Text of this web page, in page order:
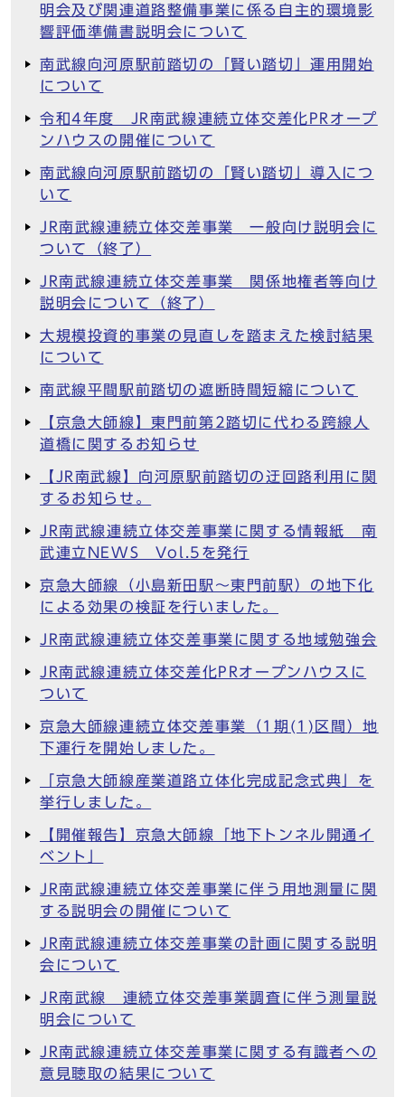
明会及び関連道路整備事業に係る自主的環境影
響評価準備書説明会について
南武線向河原駅前踏切の「賢い踏切」運用開始
について
令和4年度 JR南武線連続立体交差化PRオープ
ンハウスの開催について
南武線向河原駅前踏切の「賢い踏切」導入につ
いて
JR南武線連続立体交差事業 一般向け説明会に
ついて（終了）
JR南武線連続立体交差事業 関係地権者等向け
説明会について（終了）
大規模投資的事業の見直しを踏まえた検討結果
について
南武線平間駅前踏切の遮断時間短縮について
【京急大師線】東門前第2踏切に代わる跨線人
道橋に関するお知らせ
【JR南武線】向河原駅前踏切の迂回路利用に関
するお知らせ。
JR南武線連続立体交差事業に関する情報紙 南
武連立NEWS Vol.5を発行
京急大師線（小島新田駅～東門前駅）の地下化
による効果の検証を行いました。
JR南武線連続立体交差事業に関する地域勉強会
JR南武線連続立体交差化PRオープンハウスに
ついて
京急大師線連続立体交差事業（1期(1)区間）地
下運行を開始しました。
「京急大師線産業道路立体化完成記念式典」を
挙行しました。
【開催報告】京急大師線「地下トンネル開通イ
ベント」
JR南武線連続立体交差事業に伴う用地測量に関
する説明会の開催について
JR南武線連続立体交差事業の計画に関する説明
会について
JR南武線 連続立体交差事業調査に伴う測量説
明会について
JR南武線連続立体交差事業に関する有識者への
意見聴取の結果について